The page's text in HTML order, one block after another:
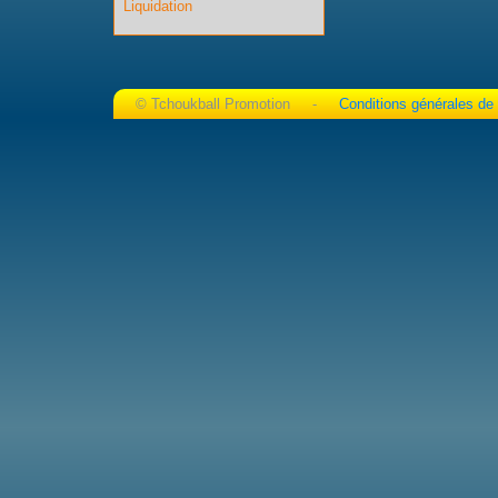
Liquidation
© Tchoukball Promotion - Conditions générales de